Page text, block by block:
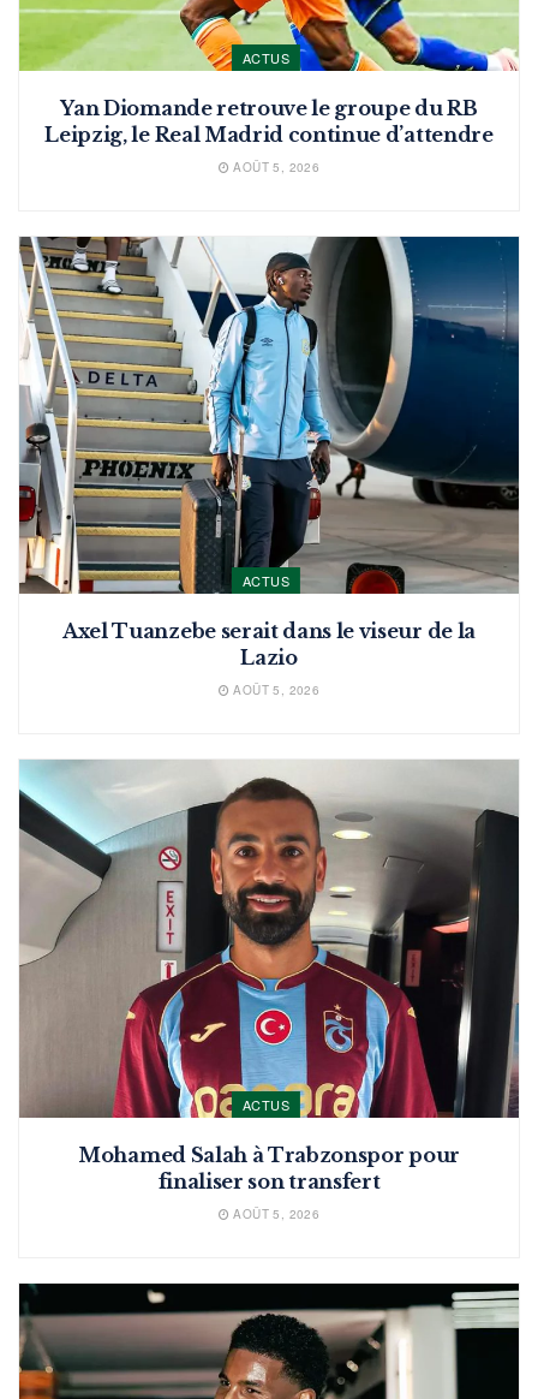
ACTUS
Yan Diomande retrouve le groupe du RB
Leipzig, le Real Madrid continue d’attendre
AOÛT 5, 2026
ACTUS
Axel Tuanzebe serait dans le viseur de la
Lazio
AOÛT 5, 2026
ACTUS
Mohamed Salah à Trabzonspor pour
finaliser son transfert
AOÛT 5, 2026